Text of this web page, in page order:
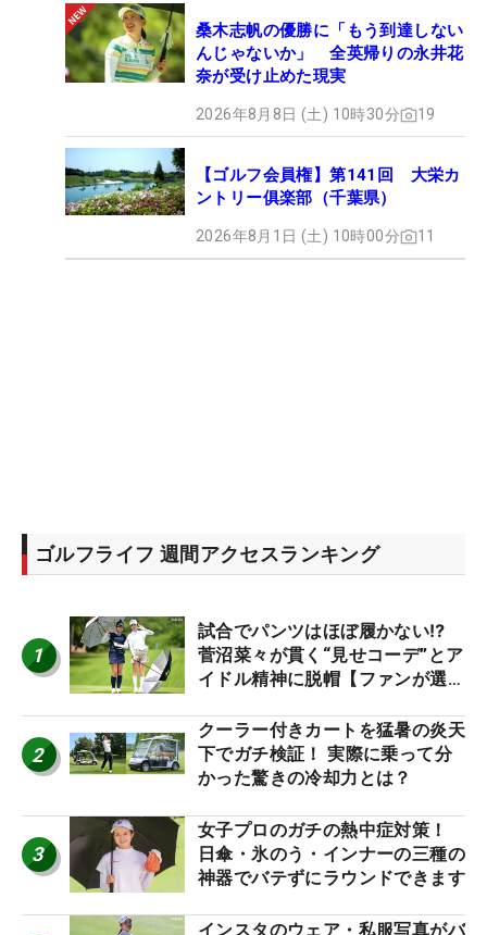
桑木志帆の優勝に「もう到達しない
んじゃないか」 全英帰りの永井花
奈が受け止めた現実
2026年8月8日 (土) 10時30分 19
【ゴルフ会員権】第141回 大栄カ
ントリー俱楽部（千葉県）
2026年8月1日 (土) 10時00分 11
ゴルフライフ 週間アクセスランキング
1
試合でパンツはほぼ履かない⁉
菅沼菜々が貫く“見せコーデ”とア
イドル精神に脱帽【ファンが選ぶ
2
クーラー付きカートを猛暑の炎天
下でガチ検証！ 実際に乗って分
かった驚きの冷却力とは？
3
女子プロのガチの熱中症対策！
日傘・氷のう・インナーの三種の
神器でバテずにラウンドできます
インスタのウェア・私服写真がバ